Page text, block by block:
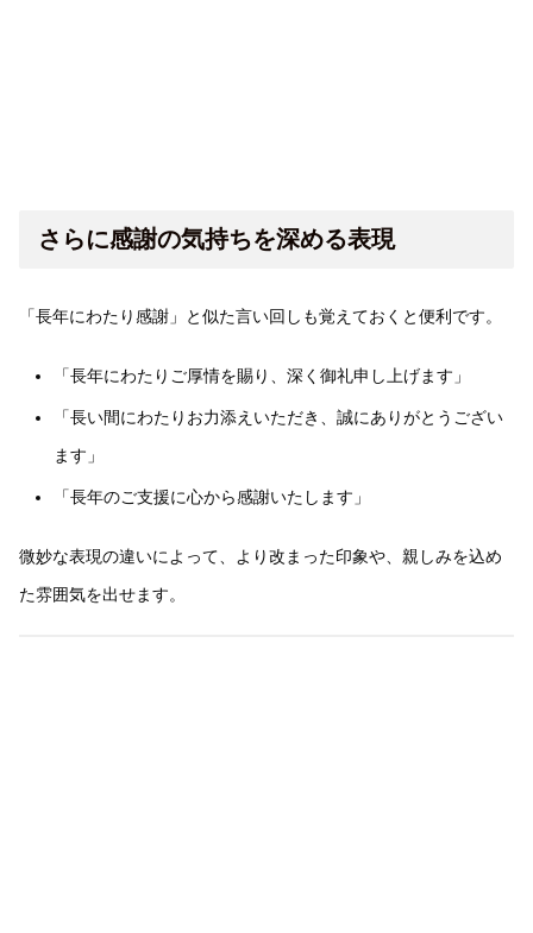
さらに感謝の気持ちを深める表現
「長年にわたり感謝」と似た言い回しも覚えておくと便利です。
「長年にわたりご厚情を賜り、深く御礼申し上げます」
「長い間にわたりお力添えいただき、誠にありがとうござい
ます」
「長年のご支援に心から感謝いたします」
微妙な表現の違いによって、より改まった印象や、親しみを込め
た雰囲気を出せます。